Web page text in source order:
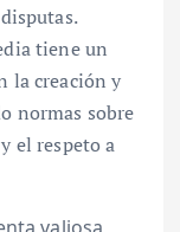
tiene un
la creación y
normas sobre
el respeto a